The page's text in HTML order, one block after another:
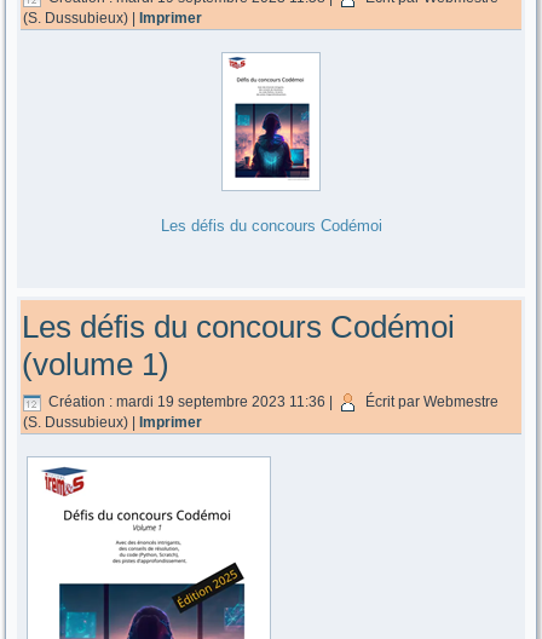
(S. Dussubieux)
Imprimer
Les défis du concours Codémoi
Les défis du concours Codémoi
(volume 1)
Création : mardi 19 septembre 2023 11:36
Écrit par Webmestre
(S. Dussubieux)
Imprimer